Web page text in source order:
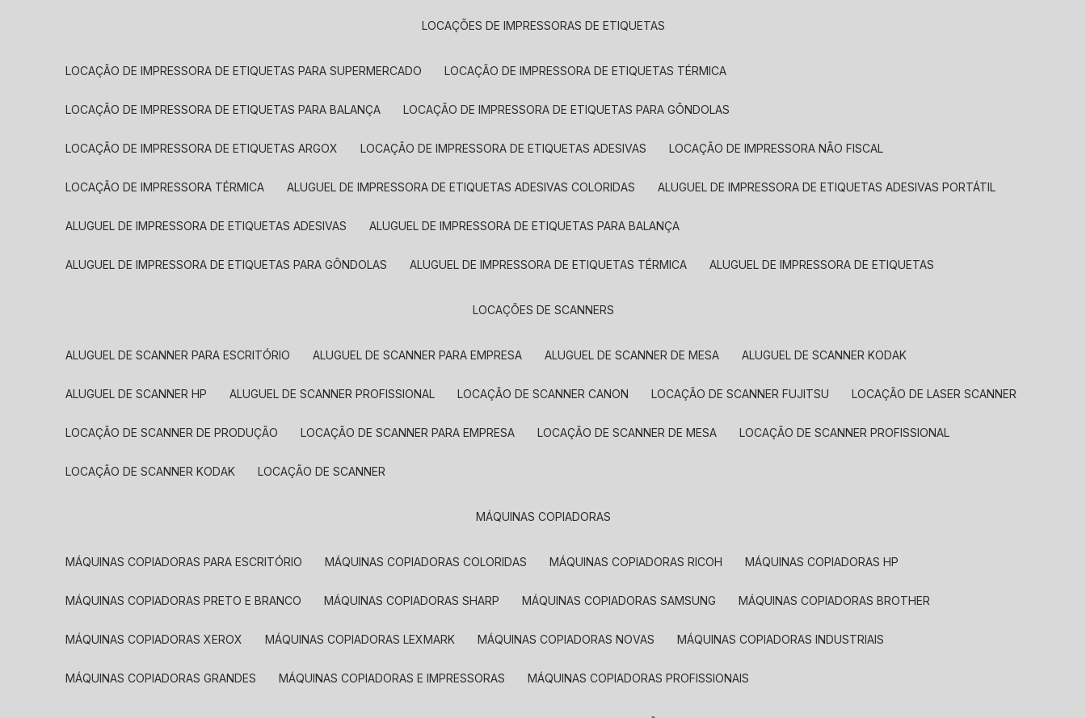
LOCAÇÕES DE IMPRESSORAS DE ETIQUETAS
LOCAÇÃO DE IMPRESSORA DE ETIQUETAS PARA SUPERMERCADO LOCAÇÃO DE IMPRESSORA DE ETIQUETAS TÉRMICA
LOCAÇÃO DE IMPRESSORA DE ETIQUETAS PARA BALANÇA LOCAÇÃO DE IMPRESSORA DE ETIQUETAS PARA GÔNDOLAS
LOCAÇÃO DE IMPRESSORA DE ETIQUETAS ARGOX LOCAÇÃO DE IMPRESSORA DE ETIQUETAS ADESIVAS LOCAÇÃO DE IMPRESSORA NÃO FISCAL
LOCAÇÃO DE IMPRESSORA TÉRMICA ALUGUEL DE IMPRESSORA DE ETIQUETAS ADESIVAS COLORIDAS ALUGUEL DE IMPRESSORA DE ETIQUETAS ADESIVAS PORTÁTIL
ALUGUEL DE IMPRESSORA DE ETIQUETAS ADESIVAS ALUGUEL DE IMPRESSORA DE ETIQUETAS PARA BALANÇA
ALUGUEL DE IMPRESSORA DE ETIQUETAS PARA GÔNDOLAS ALUGUEL DE IMPRESSORA DE ETIQUETAS TÉRMICA ALUGUEL DE IMPRESSORA DE ETIQUETAS
LOCAÇÕES DE SCANNERS
ALUGUEL DE SCANNER PARA ESCRITÓRIO ALUGUEL DE SCANNER PARA EMPRESA ALUGUEL DE SCANNER DE MESA ALUGUEL DE SCANNER KODAK
ALUGUEL DE SCANNER HP ALUGUEL DE SCANNER PROFISSIONAL LOCAÇÃO DE SCANNER CANON LOCAÇÃO DE SCANNER FUJITSU LOCAÇÃO DE LASER SCANNER
LOCAÇÃO DE SCANNER DE PRODUÇÃO LOCAÇÃO DE SCANNER PARA EMPRESA LOCAÇÃO DE SCANNER DE MESA LOCAÇÃO DE SCANNER PROFISSIONAL
LOCAÇÃO DE SCANNER KODAK LOCAÇÃO DE SCANNER
MÁQUINAS COPIADORAS
MÁQUINAS COPIADORAS PARA ESCRITÓRIO MÁQUINAS COPIADORAS COLORIDAS MÁQUINAS COPIADORAS RICOH MÁQUINAS COPIADORAS HP
MÁQUINAS COPIADORAS PRETO E BRANCO MÁQUINAS COPIADORAS SHARP MÁQUINAS COPIADORAS SAMSUNG MÁQUINAS COPIADORAS BROTHER
MÁQUINAS COPIADORAS XEROX MÁQUINAS COPIADORAS LEXMARK MÁQUINAS COPIADORAS NOVAS MÁQUINAS COPIADORAS INDUSTRIAIS
MÁQUINAS COPIADORAS GRANDES MÁQUINAS COPIADORAS E IMPRESSORAS MÁQUINAS COPIADORAS PROFISSIONAIS